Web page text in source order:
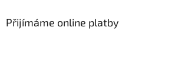
Přijímáme online platby